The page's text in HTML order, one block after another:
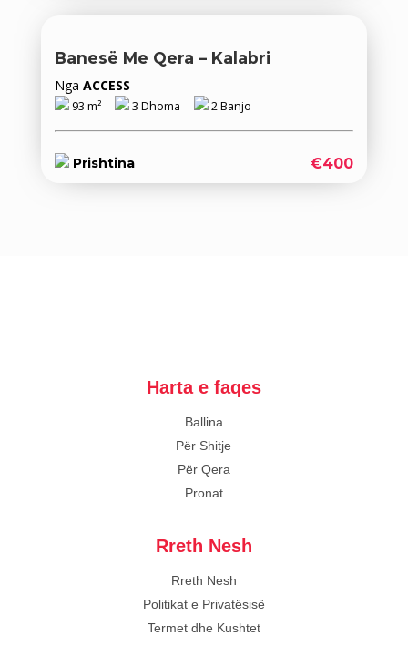
Banesë Me Qera – Kalabri
Nga ACCESS
93 m² 3 Dhoma 2 Banjo
Prishtina €400
Harta e faqes
Ballina
Për Shitje
Për Qera
Pronat
Rreth Nesh
Rreth Nesh
Politikat e Privatësisë
Termet dhe Kushtet